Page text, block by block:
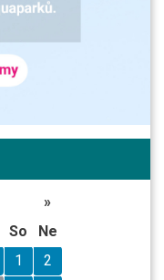
»
So
Ne
1
2